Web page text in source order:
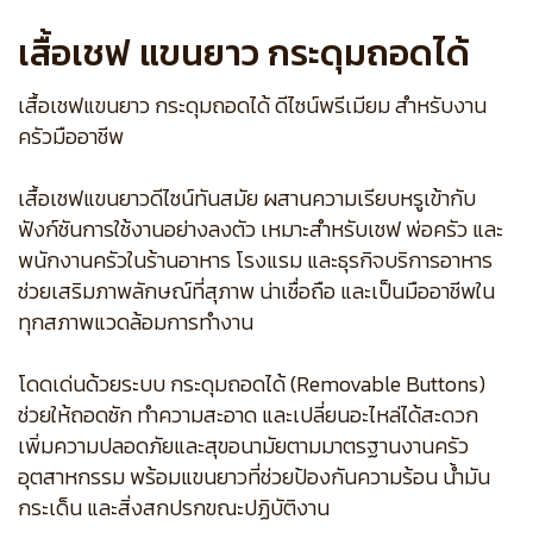
เสื้อเชฟ แขนยาว กระดุมถอดได้
เสื้อเชฟแขนยาว กระดุมถอดได้ ดีไซน์พรีเมียม สำหรับงาน
ครัวมืออาชีพ
เสื้อเชฟแขนยาวดีไซน์ทันสมัย ผสานความเรียบหรูเข้ากับ
ฟังก์ชันการใช้งานอย่างลงตัว เหมาะสำหรับเชฟ พ่อครัว และ
พนักงานครัวในร้านอาหาร โรงแรม และธุรกิจบริการอาหาร
ช่วยเสริมภาพลักษณ์ที่สุภาพ น่าเชื่อถือ และเป็นมืออาชีพใน
ทุกสภาพแวดล้อมการทำงาน
โดดเด่นด้วยระบบ กระดุมถอดได้ (Removable Buttons)
ช่วยให้ถอดซัก ทำความสะอาด และเปลี่ยนอะไหล่ได้สะดวก
เพิ่มความปลอดภัยและสุขอนามัยตามมาตรฐานงานครัว
อุตสาหกรรม พร้อมแขนยาวที่ช่วยป้องกันความร้อน น้ำมัน
กระเด็น และสิ่งสกปรกขณะปฏิบัติงาน